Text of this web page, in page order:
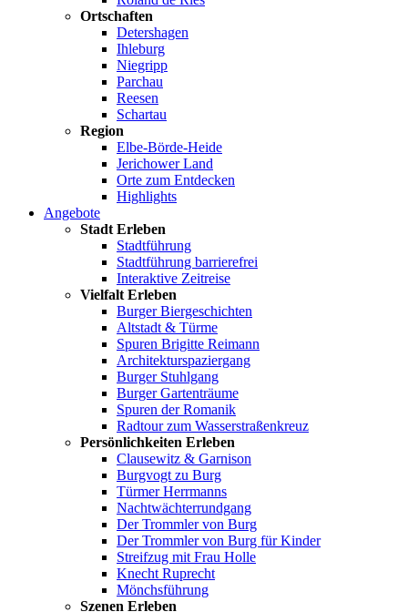
Ortschaften
Detershagen
Ihleburg
Niegripp
Parchau
Reesen
Schartau
Region
Elbe-Börde-Heide
Jerichower Land
Orte zum Entdecken
Highlights
Angebote
Stadt Erleben
Stadtführung
Stadtführung barrierefrei
Interaktive Zeitreise
Vielfalt Erleben
Burger Biergeschichten
Altstadt & Türme
Spuren Brigitte Reimann
Architekturspaziergang
Burger Stuhlgang
Burger Gartenträume
Spuren der Romanik
Radtour zum Wasserstraßenkreuz
Persönlichkeiten Erleben
Clausewitz & Garnison
Burgvogt zu Burg
Türmer Herrmanns
Nachtwächterrundgang
Der Trommler von Burg
Der Trommler von Burg für Kinder
Streifzug mit Frau Holle
Knecht Ruprecht
Mönchsführung
Szenen Erleben